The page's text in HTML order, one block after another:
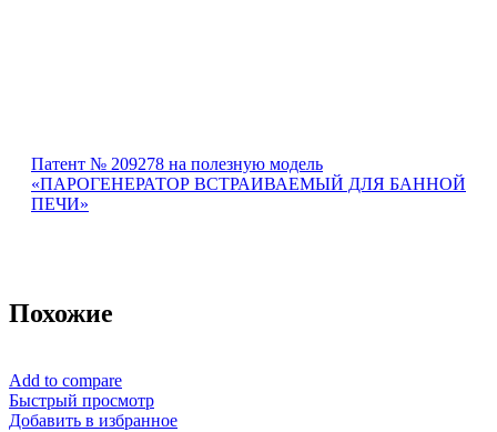
Патент № 209278 на полезную модель
«ПАРОГЕНЕРАТОР ВСТРАИВАЕМЫЙ ДЛЯ БАННОЙ
ПЕЧИ»
Похожие
Add to compare
Быстрый просмотр
Добавить в избранное